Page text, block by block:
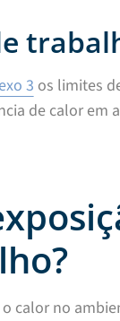
3 os limites
de calor em
calor no